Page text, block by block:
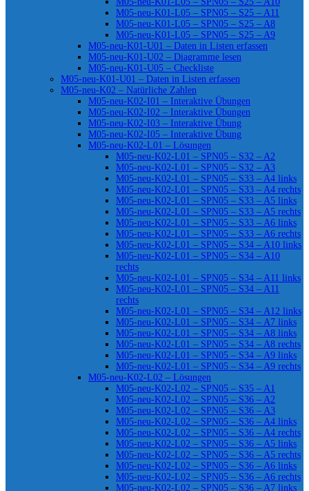
M05-neu-K01-L05 – SPN05 – S25 – A11
M05-neu-K01-L05 – SPN05 – S25 – A8
M05-neu-K01-L05 – SPN05 – S25 – A9
M05-neu-K01-U01 – Daten in Listen erfassen
M05-neu-K01-U02 – Diagramme lesen
M05-neu-K01-U05 – Checkliste
M05-neu-K01-U01 – Daten in Listen erfassen
M05-neu-K02 – Natürliche Zahlen
M05-neu-K02-I01 – Interaktive Übungen
M05-neu-K02-I02 – Interaktive Übungen
M05-neu-K02-I03 – Interaktive Übung
M05-neu-K02-I05 – Interaktive Übung
M05-neu-K02-L01 – Lösungen
M05-neu-K02-L01 – SPN05 – S32 – A2
M05-neu-K02-L01 – SPN05 – S32 – A3
M05-neu-K02-L01 – SPN05 – S33 – A4 links
M05-neu-K02-L01 – SPN05 – S33 – A4 rechts
M05-neu-K02-L01 – SPN05 – S33 – A5 links
M05-neu-K02-L01 – SPN05 – S33 – A5 rechts
M05-neu-K02-L01 – SPN05 – S33 – A6 links
M05-neu-K02-L01 – SPN05 – S33 – A6 rechts
M05-neu-K02-L01 – SPN05 – S34 – A10 links
M05-neu-K02-L01 – SPN05 – S34 – A10
rechts
M05-neu-K02-L01 – SPN05 – S34 – A11 links
M05-neu-K02-L01 – SPN05 – S34 – A11
rechts
M05-neu-K02-L01 – SPN05 – S34 – A12 links
M05-neu-K02-L01 – SPN05 – S34 – A7 links
M05-neu-K02-L01 – SPN05 – S34 – A8 links
M05-neu-K02-L01 – SPN05 – S34 – A8 rechts
M05-neu-K02-L01 – SPN05 – S34 – A9 links
M05-neu-K02-L01 – SPN05 – S34 – A9 rechts
M05-neu-K02-L02 – Lösungen
M05-neu-K02-L02 – SPN05 – S35 – A1
M05-neu-K02-L02 – SPN05 – S36 – A2
M05-neu-K02-L02 – SPN05 – S36 – A3
M05-neu-K02-L02 – SPN05 – S36 – A4 links
M05-neu-K02-L02 – SPN05 – S36 – A4 rechts
M05-neu-K02-L02 – SPN05 – S36 – A5 links
M05-neu-K02-L02 – SPN05 – S36 – A5 rechts
M05-neu-K02-L02 – SPN05 – S36 – A6 links
M05-neu-K02-L02 – SPN05 – S36 – A6 rechts
M05-neu-K02-L02 – SPN05 – S36 – A7 links